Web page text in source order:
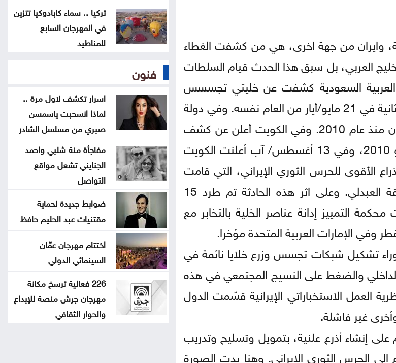
وايران من جهة اخرى، هي من كشفت الغطاء
العربي، بل سبق هذا الحدث قيام السلطات
العربية السعودية كشفت عن خليتي تجسسس
تعملان لصالح إيران، الاولى في 28 مارس/آذار عام 2013، والثانية في 21 مايو/أيار من العام نفسه. وفي دولة
البحرين بدأ الإعلان عن كشف خلايا تجسسية تعمل لصالح إيران منذ عام 2010. وفي الكويت أعلن عن كشف
السلطات الكويتية شبكة تجسس تعمل لصالح إيران في مايو 2010، وفي 13 أغسطس/ آب أعلنت الكويت
الأقوى للحرس الثوري الإيراني، التي قامت
بتخزين وحيازة السلاح بكميات كبيرة في إحدى مزارع منطقة العبدلي. وعلى اثر هذه الحادثة تم طرد 15
التمييز إدانة عناصر الخلية بالتخابر مع
الإمارات العربية المتحدة مؤخرا.
وراء تشكيل شبكات تجسس وزرع خلايا نائمة في
الداخلي والضغط على النسيج المجتمعي في هذه
العمل الاستخباراتي الإيرانية قسّمت الدول
غير فاشلة.
إنشاء أذرع علنية، بتمويل وتسليح وتدريب
إلى الحرس الثوري الإيراني. وهنا بدت الصورة
مدنيا في نجران جراء هجمات حوثية
تركيا .. سماء كابادوكيا تتزين
في المهرجان السابع
للمناطيد
فنون
اسرار تكشف لاول مرة ..
لماذا انسحبت ياسمسن
صبري من مسلسل الشادر
مفاجأة منة شلبي واحمد
الجنايني تشعل مواقع
التواصل
ضوابط جديدة لحماية
مقتنيات عبد الحليم حافظ
اختتام مهرجان عمّان
السينمائي الدولي
226 فعالية ترسخ مكانة
مهرجان جرش منصة للإبداع
والحوار الثقافي